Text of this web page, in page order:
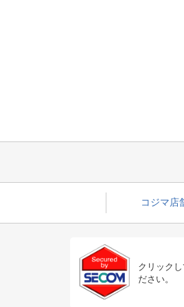
コジマ店
クリック
ださい。